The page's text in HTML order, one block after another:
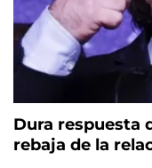
Dura respuesta
rebaja de la